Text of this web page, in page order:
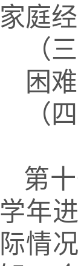
家庭
（
困
（
第
学年
际情